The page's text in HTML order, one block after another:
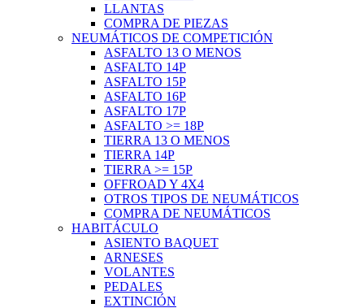
LLANTAS
COMPRA DE PIEZAS
NEUMÁTICOS DE COMPETICIÓN
ASFALTO 13 O MENOS
ASFALTO 14P
ASFALTO 15P
ASFALTO 16P
ASFALTO 17P
ASFALTO >= 18P
TIERRA 13 O MENOS
TIERRA 14P
TIERRA >= 15P
OFFROAD Y 4X4
OTROS TIPOS DE NEUMÁTICOS
COMPRA DE NEUMÁTICOS
HABITÁCULO
ASIENTO BAQUET
ARNESES
VOLANTES
PEDALES
EXTINCIÓN